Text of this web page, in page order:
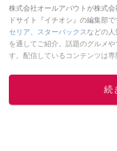
株式会社オールアバウトが株式
ドサイト『イチオシ』の編集部で
セリア、 スターバックスなどの
を通してご紹介。話題のグルメ
す。配信しているコンテンツは
ニュースでフォロー
続